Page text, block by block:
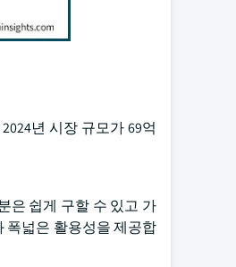
년 시장 규모가 69억
은 쉽게 구할 수 있고 가
폭넓은 활용성을 제공합